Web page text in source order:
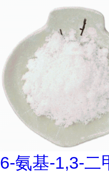
6-氨基-1,3-二